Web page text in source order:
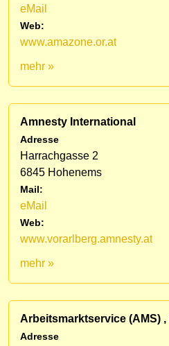
eMail
Web:
www.amazone.or.at
mehr »
Amnesty International
Adresse
Harrachgasse 2
6845 Hohenems
Mail:
eMail
Web:
www.vorarlberg.amnesty.at
mehr »
Arbeitsmarktservice (AMS)
Adresse